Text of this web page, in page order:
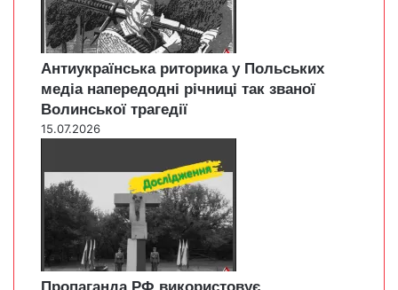
Антиукраїнська риторика у Польських
медіа напередодні річниці так званої
Волинської трагедії
15.07.2026